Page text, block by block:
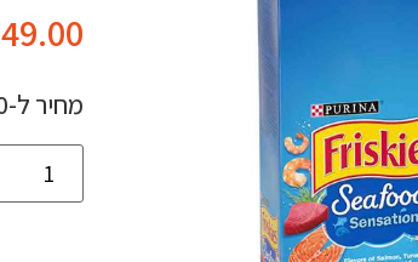
מחיר ל-100 גרם: 1.83ש"ח